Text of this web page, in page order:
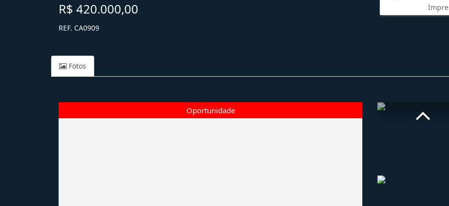
R$ 420.000,00
REF. CA0909
Fotos